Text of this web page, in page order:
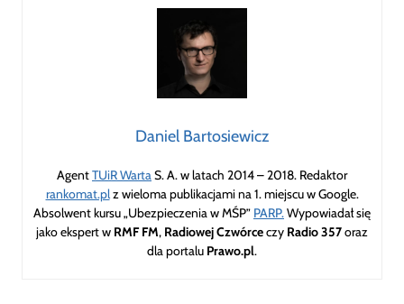
Daniel Bartosiewicz
AgentTUiR Warta S. A. w latach 2014 – 2018. Redaktor
rankomat.plz wieloma publikacjami na 1. miejscu w Google.
Absolwent kursu „Ubezpieczenia w MŚP” PARP. Wypowiadał się
jako ekspert w RMF FM, Radiowej Czwórceczy Radio 357oraz
dla portalu Prawo.pl.